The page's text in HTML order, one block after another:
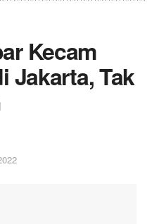
Kecam
Jakarta, Tak